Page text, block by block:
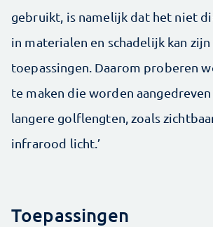
gebruikt, is namelijk dat het niet
in materialen en schadelijk kan
toepassingen. Daarom proberen
te maken die worden
langere golflengten, zoals
infrarood licht.’
Toepassingen